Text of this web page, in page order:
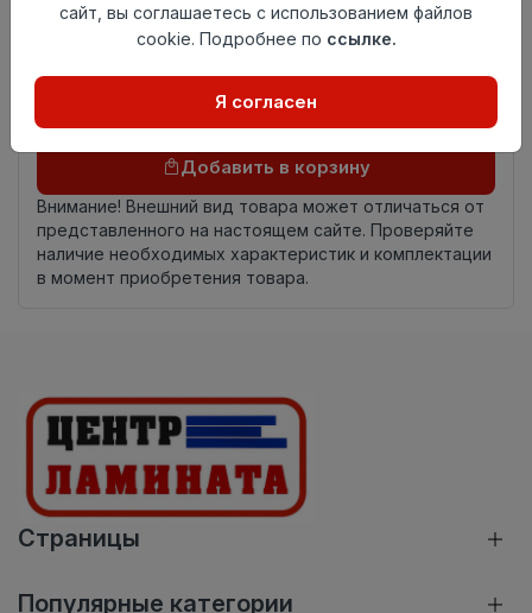
происхождения
Россия
комплекта
Осталось56 упак
Добавить в корзину
Внимание! Внешний вид товара может отличаться от
представленного на настоящем сайте. Проверяйте
наличие необходимых характеристик и комплектации
в момент приобретения товара.
Страницы
Популярные категории
сайт, вы соглашаетесь с использованием файлов
cookie. Подробнее по ссылке.
Я согласен